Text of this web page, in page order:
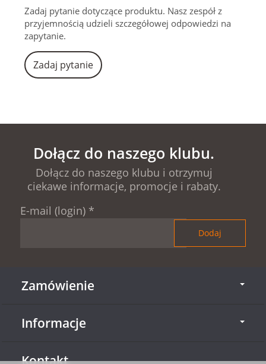
Zadaj pytanie dotyczące produktu. Nasz zespół z
przyjemnością udzieli szczegółowej odpowiedzi na
zapytanie.
Zadaj pytanie
Dołącz do naszego klubu.
Dołącz do naszego klubu i otrzymuj
ciekawe informacje, promocje i rabaty.
E-mail (login) *
Zamówienie
Informacje
Kontakt